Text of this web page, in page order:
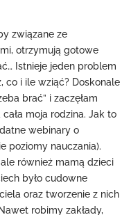
związane ze
otrzymują gotowe
Istnieje jeden problem
co i ile wziąć? Doskonale
brać” i zaczęłam
moja rodzina. Jak to
webinary o
poziomy nauczania).
również mamą dzieci
było cudowne
oraz tworzenie z nich
robimy zakłady,